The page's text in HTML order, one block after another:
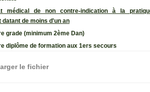
médical de non contre-indication à la
datant de moins d'un an
grade (minimum 2ème Dan)
diplôme de formation aux 1ers secours
le fichier